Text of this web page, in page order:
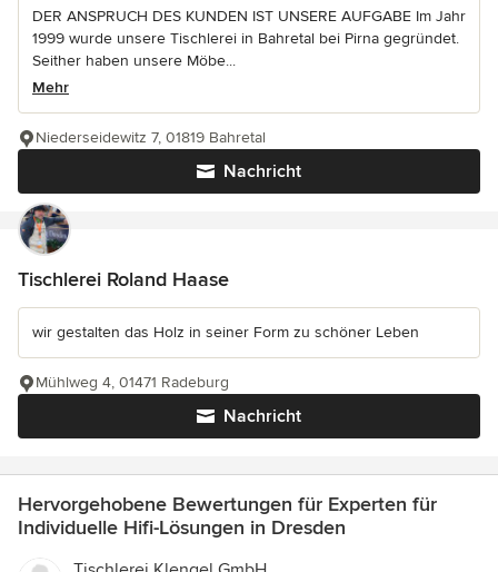
DER ANSPRUCH DES KUNDEN IST UNSERE AUFGABE Im Jahr
1999 wurde unsere Tischlerei in Bahretal bei Pirna gegründet.
Seither haben unsere Möbe...
Mehr
Nachricht
Niederseidewitz 7, 01819 Bahretal
Tischlerei Roland Haase
wir gestalten das Holz in seiner Form zu schöner Leben
Nachricht
Mühlweg 4, 01471 Radeburg
Hervorgehobene Bewertungen für Experten für
Individuelle Hifi-Lösungen in Dresden